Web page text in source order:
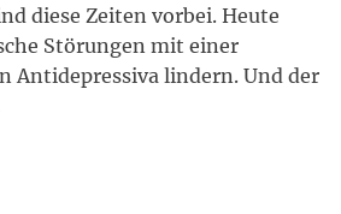
diese Zeiten vorbei. Heute
Störungen mit einer
Antidepressiva lindern. Und der